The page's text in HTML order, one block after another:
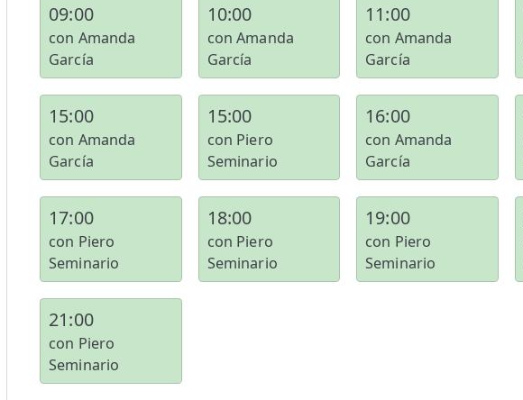
09:00
con Amanda
García
10:00
con Amanda
García
11:00
con Amanda
García
15:00
con Amanda
García
15:00
con Piero
Seminario
16:00
con Amanda
García
17:00
con Piero
Seminario
18:00
con Piero
Seminario
19:00
con Piero
Seminario
21:00
con Piero
Seminario